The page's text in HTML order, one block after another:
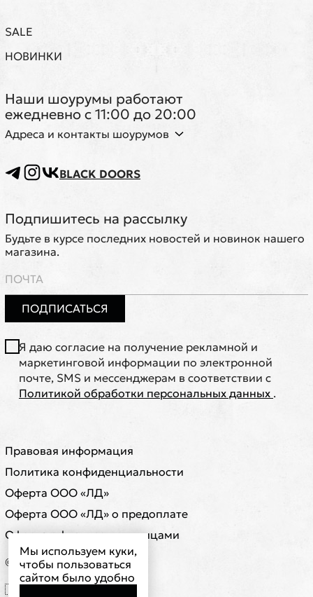
SALE
НОВИНКИ
Наши шоурумы работают
ежедневно с 11:00 до 20:00
Адреса и контакты шоурумов
BLACK DOORS
Подпишитесь на рассылку
Будьте в курсе последних новостей и новинок нашего
магазина.
ПОДПИСАТЬСЯ
Я даю согласие на получение рекламной и
маркетинговой информации по электронной
почте, SMS и мессенджерам в соответствии с
Политикой обработки персональных данных .
Правовая информация
Политика конфиденциальности
Оферта ООО «ЛД»
Оферта ООО «ЛД» о предоплате
Оферта с физическими лицами
© ООО "ЛД"
🇷🇺 RUB ₽
Мы используем куки,
чтобы пользоваться
сайтом было удобно